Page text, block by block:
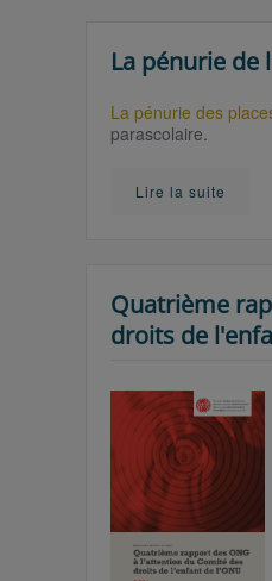
La pénurie de
La pénurie des
parascolaire.
Lire la suite
Quatrième
droits de